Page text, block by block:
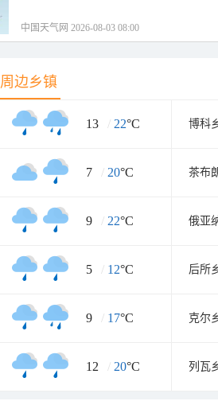
中国天气网 2026-08-03 08:00
周边乡镇
13 / 22°C 博科
7 / 20°C 茶布
9 / 22°C 俄亚
5 / 12°C 后所
9 / 17°C 克尔
12 / 20°C 列瓦